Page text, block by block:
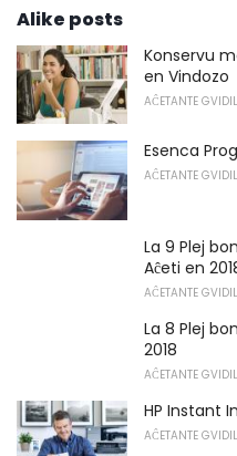
Alike posts
Konservu
en Vindozo
AĈETANTE
Esenca
AĈETANTE
La 9 Plej
Aĉeti en
AĈETANTE
La 8 Plej
2018
AĈETANTE
HP Instant
AĈETANTE